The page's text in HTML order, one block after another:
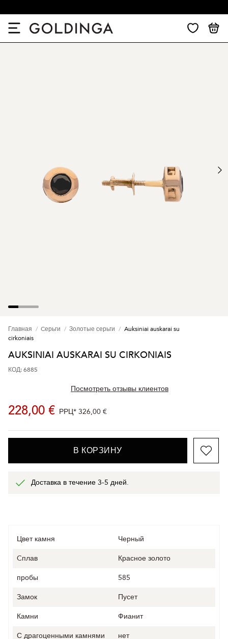
Главная Cерьги Золотые серьги
Auksiniai auskarai su
cirkoniais
AUKSINIAI AUSKARAI SU CIRKONIAIS
КОД: 6885
Посмотреть отзывы клиентов
228,00 € РРЦ* 326,00 €
В КОРЗИНУ
Доставка в течение 3-5 дней.
Цвет камня
Черный
Cплав
Красное золото
пробы
585
Замок
Пусет
Камни
Фианит
С драгоценными камнями
нет